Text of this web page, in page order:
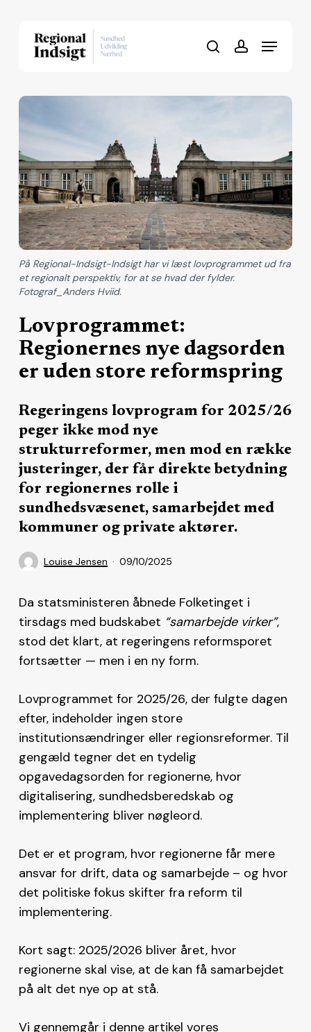
searchaccount
Menu
Lovprogrammet:
Regionernes nye dagsorden
er uden store reformspring
Regeringens lovprogram for 2025/26
peger ikke mod nye
strukturreformer, men mod en række
justeringer, der får direkte betydning
for regionernes rolle i
sundhedsvæsenet, samarbejdet med
kommuner og private aktører.
Louise Jensen 09/10/2025
På Regional-Indsigt-Indsigt har vi læst lovprogrammet ud fra
et regionalt perspektiv, for at se hvad der fylder.
Fotograf_Anders Hviid.
Da statsministeren åbnede Folketinget i
tirsdags med budskabet “samarbejde virker”,
stod det klart, at regeringens reformsporet
fortsætter — men i en ny form.
Lovprogrammet for 2025/26, der fulgte dagen
efter, indeholder ingen store
institutionsændringer eller regionsreformer. Til
gengæld tegner det en tydelig
opgavedagsorden for regionerne, hvor
digitalisering, sundhedsberedskab og
implementering bliver nøgleord.
Det er et program, hvor regionerne får mere
ansvar for drift, data og samarbejde – og hvor
det politiske fokus skifter fra reform til
implementering.
Kort sagt: 2025/2026 bliver året, hvor
regionerne skal vise, at de kan få samarbejdet
på alt det nye op at stå.
Vi gennemgår i denne artikel vores
Close